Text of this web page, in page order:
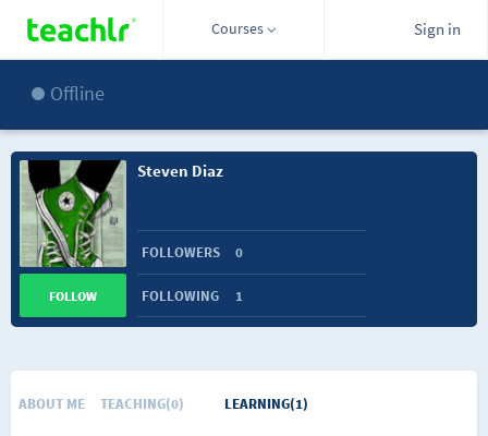
Courses Sign in
Offline
Steven Diaz
FOLLOWERS 0
FOLLOWING 1
FOLLOW
ABOUT ME TEACHING(0) LEARNING(1)